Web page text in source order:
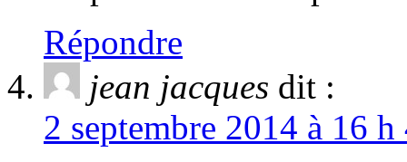
Répondre
jean jacques dit :
2 septembre 2014 à 16